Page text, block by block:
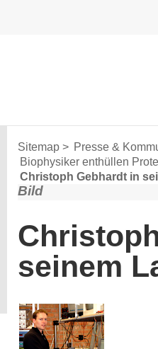
Sitemap > Presse &
Biophysiker enthüllen
Christoph Gebhardt in
Bild
seinem